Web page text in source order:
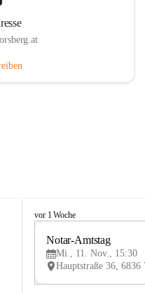
V
vor 1 Woche
Notar-Amtstag
Mi., 11. Nov., 15:30